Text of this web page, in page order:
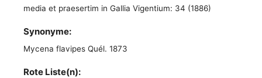
media et praesertim in Gallia Vigentium: 34 (1886)
Synonyme:
Mycena flavipes Quél. 1873
Rote Liste(n):